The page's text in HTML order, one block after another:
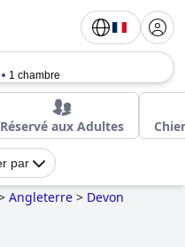
1 chambre
Réservé aux Adultes
par
Angleterre > Devon